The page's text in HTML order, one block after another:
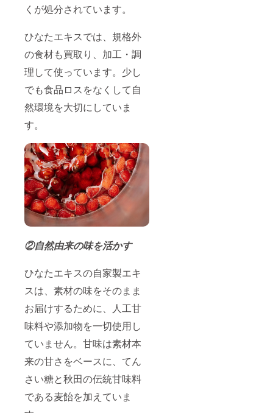
くが処分されています。
ひなたエキスでは、規格外
の食材も買取り、加工・調
理して使っています。少し
でも食品ロスをなくして自
然環境を大切にしていま
す。
②自然由来の味を活かす
ひなたエキスの自家製エキ
スは、素材の味をそのまま
お届けするために、人工甘
味料や添加物を一切使用し
ていません。甘味は素材本
来の甘さをベースに、てん
さい糖と秋田の伝統甘味料
である麦飴を加えていま